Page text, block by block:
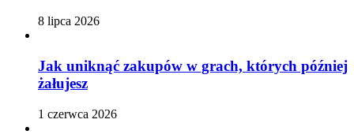
8 lipca 2026
Jak uniknąć zakupów w grach, których później
żałujesz
1 czerwca 2026